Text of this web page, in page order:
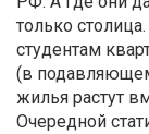
только
студентам
(в
жилья растут
Очередной